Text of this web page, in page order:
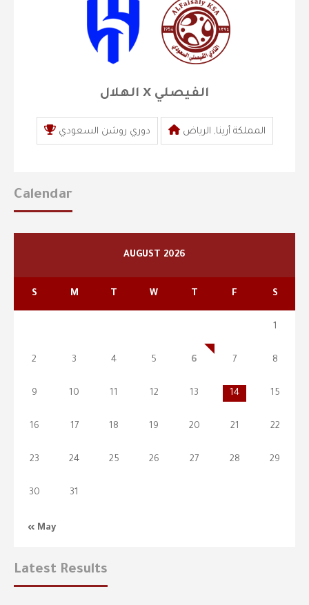
الهلال X الفيصلي
دوري روشن السعودي المملكة أرينا, الرياض
Calendar
AUGUST 2026
S M T W T F S
« May
1
2 3 4 5 6 7 8
9 10 11 12 13 14 15
16 17 18 19 20 21 22
23 24 25 26 27 28 29
30 31
Latest Results